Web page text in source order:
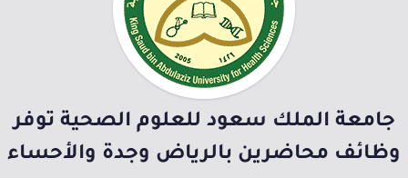
جامعة الملك سعود للعلوم الصحية توفر
وظائف محاضرين بالرياض وجدة والأحساء